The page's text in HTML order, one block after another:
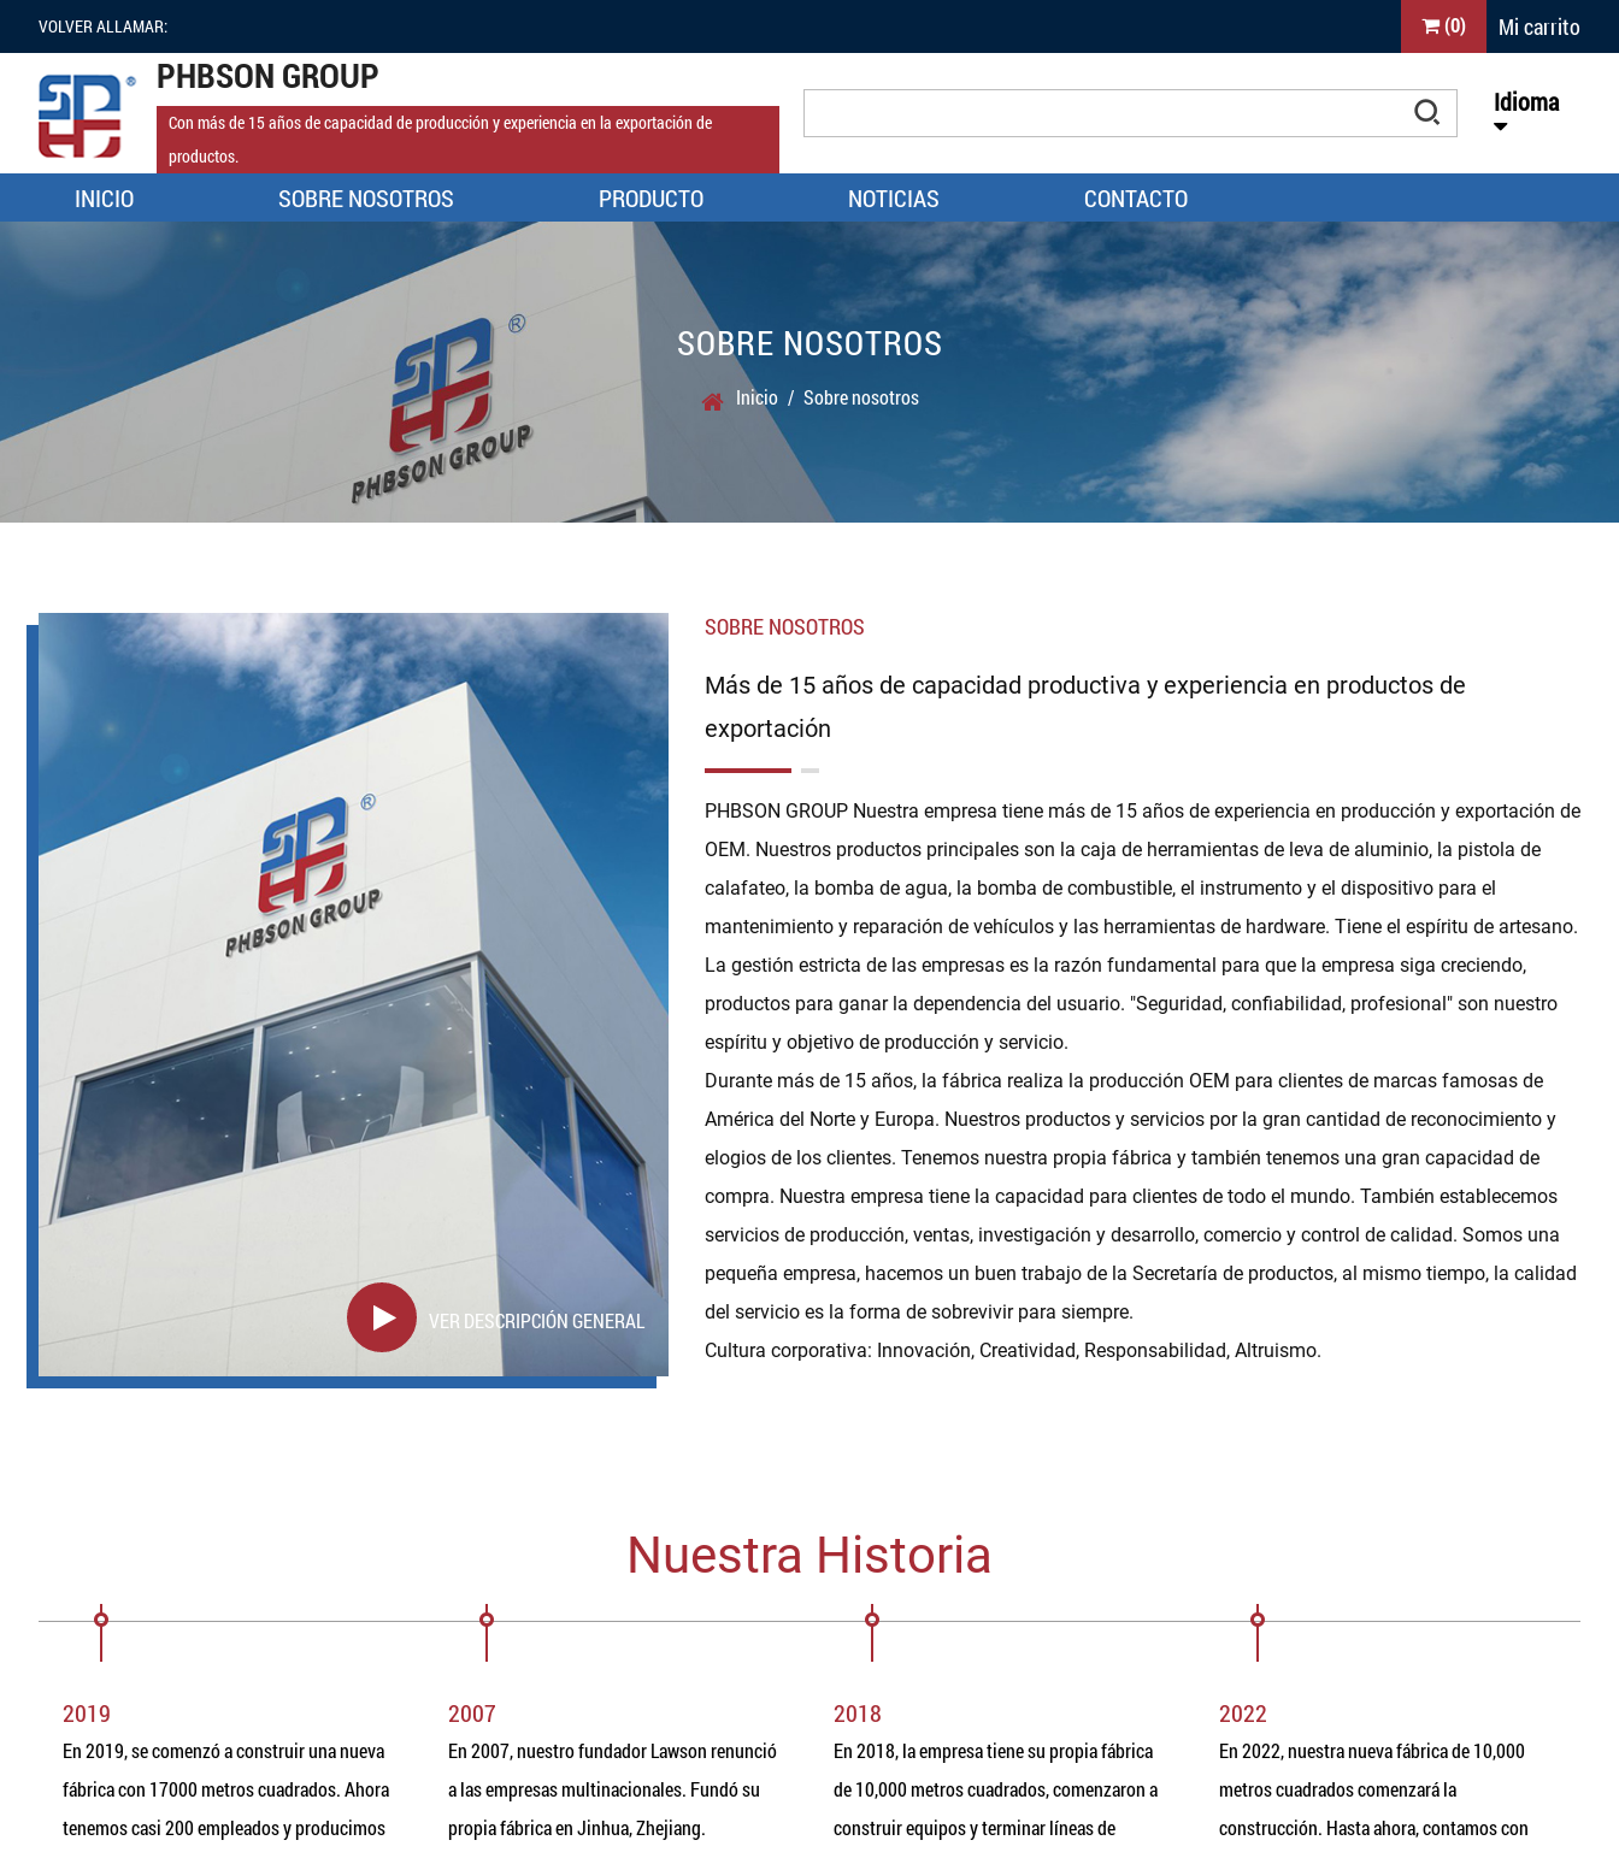
VOLVER ALLAMAR: (0) Mi carrito
PHBSON GROUP
Con más de 15 años de capacidad de producción y experiencia en la exportación de
productos.
Idioma
INICIO SOBRE NOSOTROS PRODUCTO NOTICIAS CONTACTO
SOBRE NOSOTROS
Inicio / Sobre nosotros
VER DESCRIPCIÓN GENERAL
SOBRE NOSOTROS
Más de 15 años de capacidad productiva y experiencia en productos de
exportación
PHBSON GROUP Nuestra empresa tiene más de 15 años de experiencia en producción y exportación de
OEM. Nuestros productos principales son la caja de herramientas de leva de aluminio, la pistola de
calafateo, la bomba de agua, la bomba de combustible, el instrumento y el dispositivo para el
mantenimiento y reparación de vehículos y las herramientas de hardware. Tiene el espíritu de artesano.
La gestión estricta de las empresas es la razón fundamental para que la empresa siga creciendo,
productos para ganar la dependencia del usuario. "Seguridad, confiabilidad, profesional" son nuestro
espíritu y objetivo de producción y servicio.
Durante más de 15 años, la fábrica realiza la producción OEM para clientes de marcas famosas de
América del Norte y Europa. Nuestros productos y servicios por la gran cantidad de reconocimiento y
elogios de los clientes. Tenemos nuestra propia fábrica y también tenemos una gran capacidad de
compra. Nuestra empresa tiene la capacidad para clientes de todo el mundo. También establecemos
servicios de producción, ventas, investigación y desarrollo, comercio y control de calidad. Somos una
pequeña empresa, hacemos un buen trabajo de la Secretaría de productos, al mismo tiempo, la calidad
del servicio es la forma de sobrevivir para siempre.
Cultura corporativa: Innovación, Creatividad, Responsabilidad, Altruismo.
Nuestra Historia
2019
En 2019, se comenzó a construir una nueva
fábrica con 17000 metros cuadrados. Ahora
tenemos casi 200 empleados y producimos
2007
En 2007, nuestro fundador Lawson renunció
a las empresas multinacionales. Fundó su
propia fábrica en Jinhua, Zhejiang.
2018
En 2018, la empresa tiene su propia fábrica
de 10,000 metros cuadrados, comenzaron a
construir equipos y terminar líneas de
2022
En 2022, nuestra nueva fábrica de 10,000
metros cuadrados comenzará la
construcción. Hasta ahora, contamos con